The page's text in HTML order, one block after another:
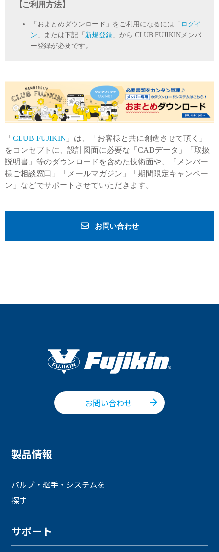
【ご利用方法】
「おまとめダウンロード」をご利用になるには「 ログイ
ン 」または下記「 新規登録 」から CLUB FUJIKINメンバ
ー登録が必要です。
「 CLUB FUJIKIN 」は、「お客様と共に創造させて頂く」
をコンセプトに、設計図面に必要な「CADデータ」「取扱
説明書」等のダウンロードを含めた技術面や、「メンバー
様ご相談窓口」「メールマガジン」「期間限定キャンペー
ン」などでサポートさせていただきます。
お問い合わせ
お問い合わせ
製品情報
バルブ・継手・システムを
探す
サポート